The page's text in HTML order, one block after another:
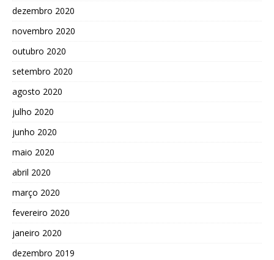
dezembro 2020
novembro 2020
outubro 2020
setembro 2020
agosto 2020
julho 2020
junho 2020
maio 2020
abril 2020
março 2020
fevereiro 2020
janeiro 2020
dezembro 2019